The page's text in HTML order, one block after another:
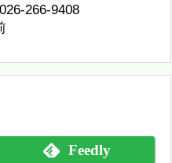
266-9408
Feedly